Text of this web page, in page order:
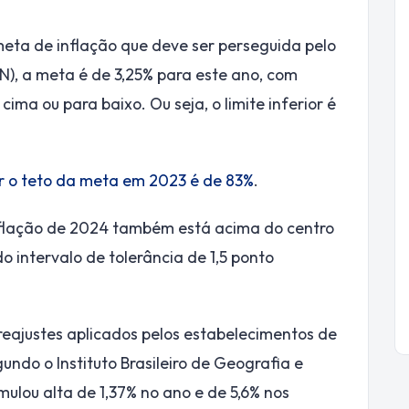
de inflação que deve ser perseguida pelo
a meta é de 3,25% para este ano, com
ou para baixo. Ou seja, o limite inferior é
teto da meta em 2023 é de 83%.
de 2024 também está acima do centro
intervalo de tolerância de 1,5 ponto
aplicados pelos estabelecimentos de
o Instituto Brasileiro de Geografia e
alta de 1,37% no ano e de 5,6% nos